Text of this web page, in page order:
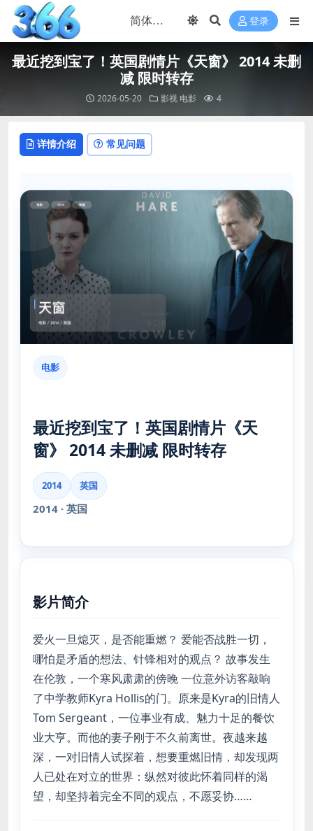
登录
最近挖到宝了！英国剧情片《天窗》 2014 未删
减 限时转存
2026-05-20 影视 电影 4
详情介绍 常见问题
电影
最近挖到宝了！英国剧情片《天
窗》 2014 未删减 限时转存
2014 英国
2014 · 英国
影片简介
爱火一旦熄灭，是否能重燃？ 爱能否战胜一切，
哪怕是矛盾的想法、针锋相对的观点？ 故事发生
在伦敦，一个寒风肃肃的傍晚 一位意外访客敲响
了中学教师Kyra Hollis的门。原来是Kyra的旧情人
Tom Sergeant，一位事业有成、魅力十足的餐饮
业大亨。而他的妻子刚于不久前离世。夜越来越
深，一对旧情人试探着，想要重燃旧情，却发现两
人已处在对立的世界：纵然对彼此怀着同样的渴
望，却坚持着完全不同的观点，不愿妥协……